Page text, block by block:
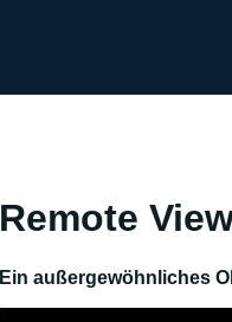
Remote
Ein außergewöhnliches